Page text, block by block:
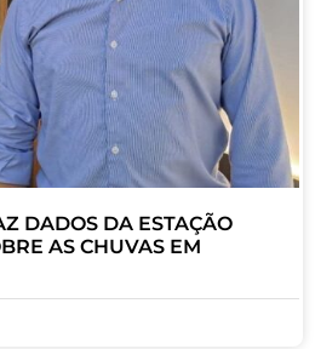
DADOS DA ESTAÇÃO
AS CHUVAS EM